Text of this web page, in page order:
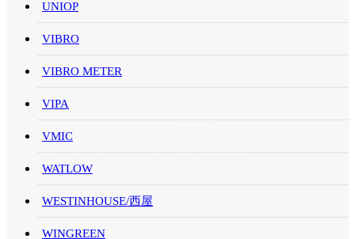
UNIOP
VIBRO
VIBRO METER
VIPA
VMIC
WATLOW
WESTINHOUSE/西屋
WINGREEN